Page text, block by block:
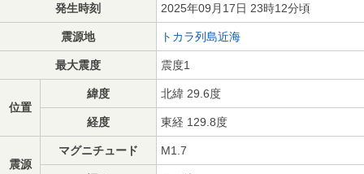
発生時刻 2025年09月17日 23時12分頃
震源地 トカラ列島近海
最大震度 震度1
位置
緯度 北緯 29.6度
経度 東経 129.8度
震源
マグニチュード M1.7